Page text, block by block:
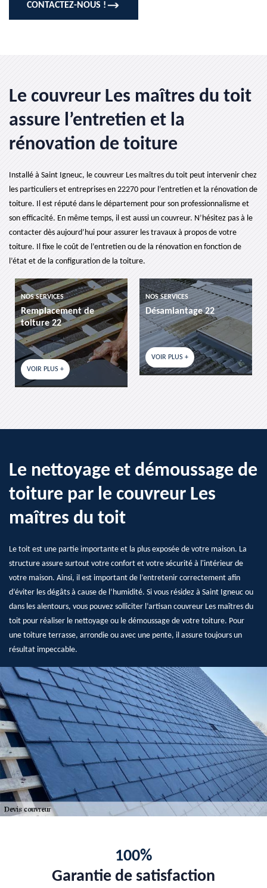
CONTACTEZ-NOUS !
Le couvreur Les maîtres du toit
assure l’entretien et la
rénovation de toiture
Installé à Saint Igneuc, le couvreur Les maîtres du toit peut intervenir chez
les particuliers et entreprises en 22270 pour l’entretien et la rénovation de
toiture. Il est réputé dans le département pour son professionnalisme et
son efficacité. En même temps, il est aussi un couvreur. N’hésitez pas à le
contacter dès aujourd’hui pour assurer les travaux à propos de votre
toiture. Il fixe le coût de l’entretien ou de la rénovation en fonction de
l’état et de la configuration de la toiture.
de
NOS SERVICES
Désamiantage 22
VOIR PLUS +
NOS SERVICES
etancheite de
VOIR PLUS +
Le nettoyage et démoussage de
toiture par le couvreur Les
maîtres du toit
Le toit est une partie importante et la plus exposée de votre maison. La
structure assure surtout votre confort et votre sécurité à l'intérieur de
votre maison. Ainsi, il est important de l’entretenir correctement afin
d’éviter les dégâts à cause de l’humidité. Si vous résidez à Saint Igneuc ou
dans les alentours, vous pouvez solliciter l’artisan couvreur Les maîtres du
toit pour réaliser le nettoyage ou le démoussage de votre toiture. Pour
une toiture terrasse, arrondie ou avec une pente, il assure toujours un
résultat impeccable.
100%
Garantie de satisfaction